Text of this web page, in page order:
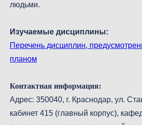
людьми.
Изучаемые дисциплины:
Перечень дисциплин,
планом
Контактная информация:
Адрес: 350040, г. Краснодар, ул.
кабинет 415 (главный корпус),